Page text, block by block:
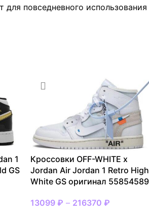
повседневного
1
GS
Кроссовки OFF-WHITE x
Jordan Air Jordan 1 Retro High
White GS оригинал 55854589
13099 ₽ – 216370 ₽